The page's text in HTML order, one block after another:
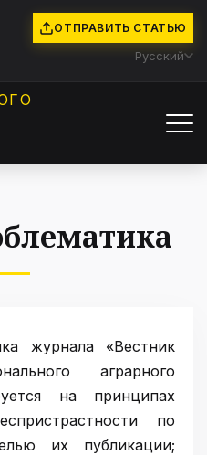
ОТПРАВИТЬ СТАТЬЮ
Русский
журнала «Вестник
аграрного
на принципах
по
их публикации;